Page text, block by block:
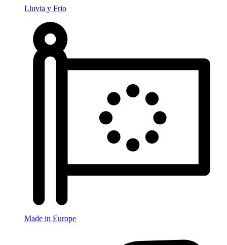
Lluvia y Frio
Made in Europe